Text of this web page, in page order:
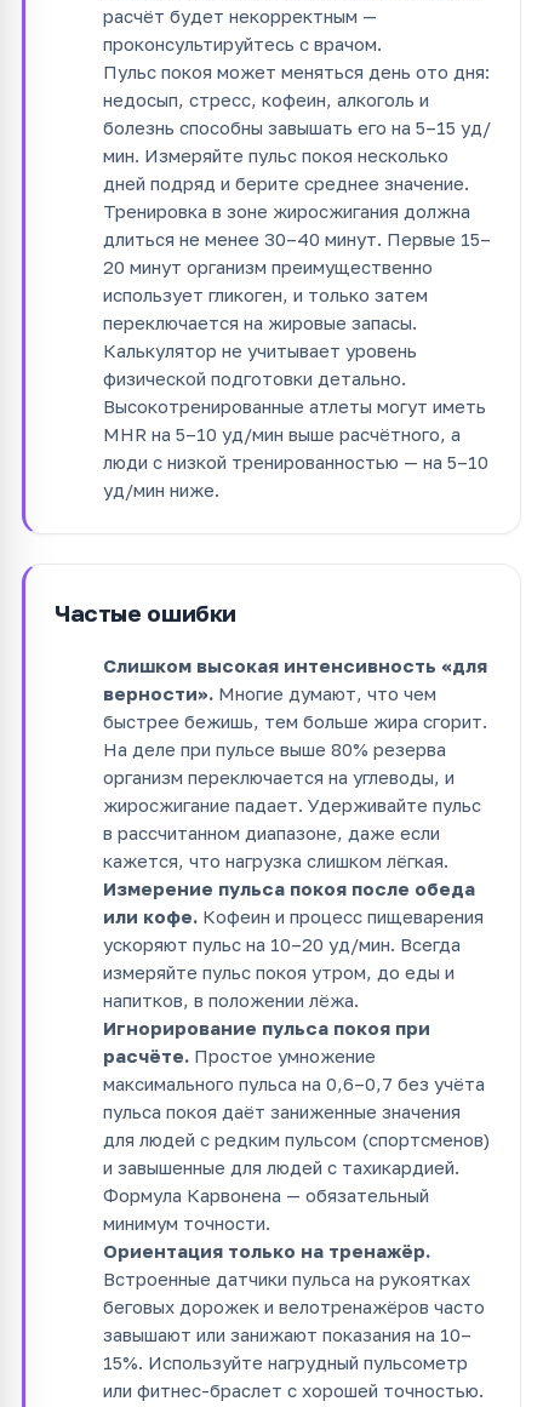
расчёт будет некорректным —
проконсультируйтесь с врачом.
Пульс покоя может меняться день ото дня:
недосып, стресс, кофеин, алкоголь и
болезнь способны завышать его на 5–15 уд/
мин. Измеряйте пульс покоя несколько
дней подряд и берите среднее значение.
Тренировка в зоне жиросжигания должна
длиться не менее 30–40 минут. Первые 15–
20 минут организм преимущественно
использует гликоген, и только затем
переключается на жировые запасы.
Калькулятор не учитывает уровень
физической подготовки детально.
Высокотренированные атлеты могут иметь
MHR на 5–10 уд/мин выше расчётного, а
люди с низкой тренированностью — на 5–10
уд/мин ниже.
Частые ошибки
Слишком высокая интенсивность «для
верности». Многие думают, что чем
быстрее бежишь, тем больше жира сгорит.
На деле при пульсе выше 80% резерва
организм переключается на углеводы, и
жиросжигание падает. Удерживайте пульс
в рассчитанном диапазоне, даже если
кажется, что нагрузка слишком лёгкая.
Измерение пульса покоя после обеда
или кофе. Кофеин и процесс пищеварения
ускоряют пульс на 10–20 уд/мин. Всегда
измеряйте пульс покоя утром, до еды и
напитков, в положении лёжа.
Игнорирование пульса покоя при
расчёте. Простое умножение
максимального пульса на 0,6–0,7 без учёта
пульса покоя даёт заниженные значения
для людей с редким пульсом (спортсменов)
и завышенные для людей с тахикардией.
Формула Карвонена — обязательный
минимум точности.
Ориентация только на тренажёр.
Встроенные датчики пульса на рукоятках
беговых дорожек и велотренажёров часто
завышают или занижают показания на 10–
15%. Используйте нагрудный пульсометр
или фитнес-браслет с хорошей точностью.